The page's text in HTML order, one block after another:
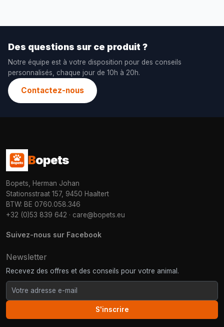
Des questions sur ce produit ?
Notre équipe est à votre disposition pour des conseils
personnalisés, chaque jour de 10h à 20h.
Contactez-nous
Bopets
Bopets, Herman Johan
Stationsstraat 157, 9450 Haaltert
BTW: BE 0760.058.346
+32 (0)53 839 642 · care@bopets.eu
Suivez-nous sur Facebook
Newsletter
Recevez des offres et des conseils pour votre animal.
S'inscrire